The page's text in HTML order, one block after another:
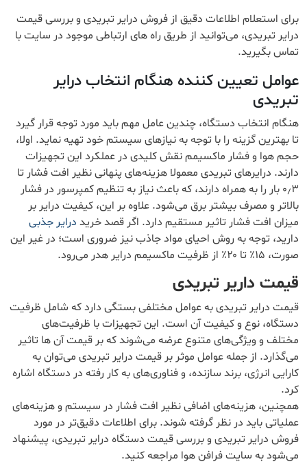
برای استعلام اطلاعات دقیق از فروش درایر تبریدی و بررسی قیمت
درایر تبریدی، می‌توانید از طریق راه های ارتباطی موجود در سایت با
تماس بگیرید.
عوامل تعیین کننده هنگام انتخاب درایر
تبریدی
هنگام انتخاب دستگاه، چندین عامل مهم باید مورد توجه قرار گیرد
تا بهترین گزینه را با توجه به نیازهای سیستم خود تهیه نماید. اولا،
حجم هوا و فشار ماکسیمم نقش کلیدی در عملکرد این تجهیزات
دارند. درایرهای تبریدی معمولا هزینه‌های پنهانی نظیر افت فشار تا
۰٫۳ بار را به همراه دارند، که باعث نیاز به تنظیم کمپرسور در فشار
بالاتر و مصرف بیشتر برق می‌شود. علاوه بر این، کیفیت درایر بر
میزان افت فشار تاثیر مستقیم دارد. اگر قصد خرید درایر جذبی
دارید، توجه به روش احیای مواد جاذب نیز ضروری است؛ در غیر این
صورت، ۱۵٪ تا ۲۰٪ از ظرفیت ماکسیمم درایر هدر می‌رود.
قیمت داریر تبریدی
قیمت درایر تبریدی به عوامل مختلفی بستگی دارد که شامل ظرفیت
دستگاه، نوع و کیفیت آن است. این تجهیزات با ظرفیت‌های
مختلف و ویژگی‌های متنوع عرضه می‌شوند که بر قیمت آن ها تاثیر
می‌گذارد. از جمله عوامل موثر بر قیمت درایر تبریدی می‌توان به
کارایی انرژی، برند سازنده، و فناوری‌های به کار رفته در دستگاه اشاره
کرد.
همچنین، هزینه‌های اضافی نظیر افت فشار در سیستم و هزینه‌های
عملیاتی باید در نظر گرفته شوند. برای اطلاعات دقیق‌تر در مورد
فروش درایر تبریدی و بررسی قیمت دستگاه درایر تبریدی، پیشنهاد
می‌شود به سایت فرافن هوا مراجعه کنید.